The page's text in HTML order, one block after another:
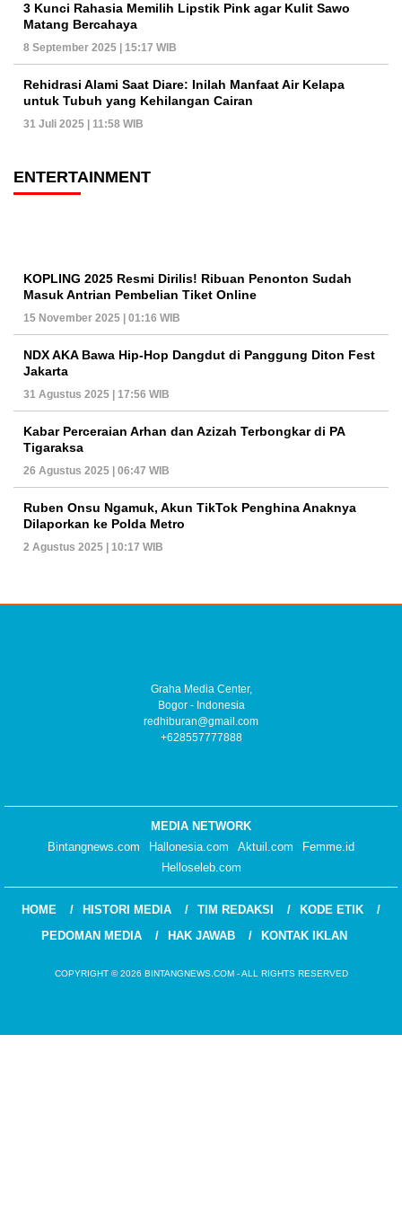
3 Kunci Rahasia Memilih Lipstik Pink agar Kulit Sawo
Matang Bercahaya
8 September 2025 | 15:17 WIB
Rehidrasi Alami Saat Diare: Inilah Manfaat Air Kelapa
untuk Tubuh yang Kehilangan Cairan
31 Juli 2025 | 11:58 WIB
ENTERTAINMENT
KOPLING 2025 Resmi Dirilis! Ribuan Penonton Sudah
Masuk Antrian Pembelian Tiket Online
15 November 2025 | 01:16 WIB
NDX AKA Bawa Hip-Hop Dangdut di Panggung Diton Fest
Jakarta
31 Agustus 2025 | 17:56 WIB
Kabar Perceraian Arhan dan Azizah Terbongkar di PA
Tigaraksa
26 Agustus 2025 | 06:47 WIB
Ruben Onsu Ngamuk, Akun TikTok Penghina Anaknya
Dilaporkan ke Polda Metro
2 Agustus 2025 | 10:17 WIB
Graha Media Center,
Bogor - Indonesia
redhiburan@gmail.com
+628557777888
MEDIA NETWORK
Bintangnews.com
Hallonesia.com Aktuil.com
Femme.id
Helloseleb.com
HOME HISTORI MEDIA TIM REDAKSI
KODE ETIK
PEDOMAN MEDIA
HAK JAWAB KONTAK IKLAN
COPYRIGHT © 2026 BINTANGNEWS.COM - ALL RIGHTS RESERVED